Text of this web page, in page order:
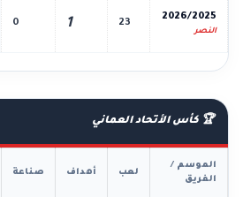
2026/2025
النصر
23
1
0
🏆 كأس الأتحاد العماني
الموسم /
الفريق
لعب أهداف صناعة